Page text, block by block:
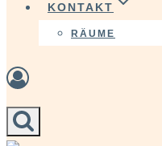
KONTAKT
RÄUME